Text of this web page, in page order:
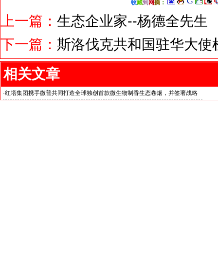
收藏到 网摘：
上一篇： 生态企业家--杨德全先生
下一篇： 斯洛伐克共和国驻华大使
相关文章
·红塔集团携手微普共同打造全球独创首款微生物制香生态卷烟，并签署战略